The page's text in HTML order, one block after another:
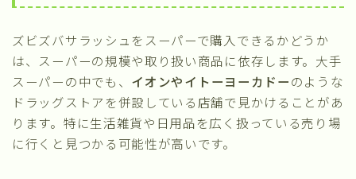
ズビズバサラッシュをスーパーで購入できるかどうか
は、スーパーの規模や取り扱い商品に依存します。大手
スーパーの中でも、 イオンやイトーヨーカドーのような
ドラッグストアを併設している店舗で見かけることがあ
ります。特に生活雑貨や日用品を広く扱っている売り場
に行くと見つかる可能性が高いです。